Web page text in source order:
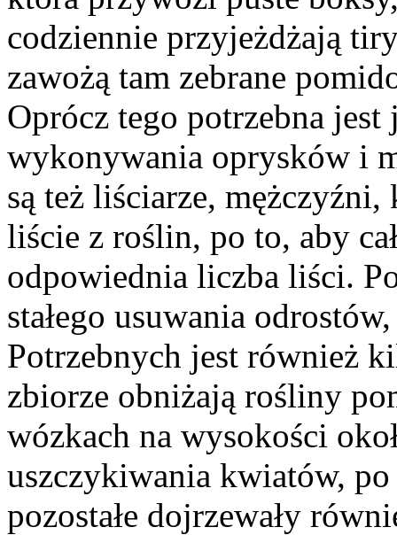
codziennie przyjeżdżają
zawożą tam zebrane
Oprócz tego potrzebna jest
wykonywania oprysków i
są też liściarze,
liście z roślin, po to, aby
odpowiednia liczba liści.
stałego usuwania
Potrzebnych jest również
zbiorze obniżają rośliny
wózkach na wysokości
uszczykiwania kwiatów,
pozostałe dojrzewały